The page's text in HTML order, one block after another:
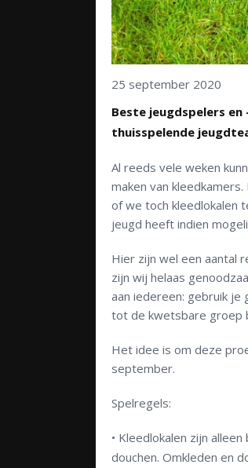
25 september 2020
Beste jeugdspelers
thuisspelende j
Al reeds vele weken
maken van kleedkamers.
of we toch kleedlokalen
jeugd heeft indien
Hier zijn wel een aantal
zijn wij helaas
aan iedereen: gebruik
tot de kwetsbare groep
Het idee is om deze
september.
Spelregels:
• Kleedlokalen zijn alleen
douchen. Omkleden en